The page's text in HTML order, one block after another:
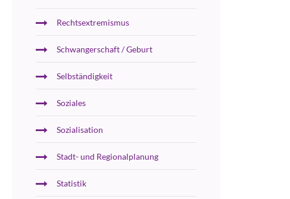
Rechtsextremismus
Schwangerschaft / Geburt
Selbständigkeit
Soziales
Sozialisation
Stadt- und Regionalplanung
Statistik